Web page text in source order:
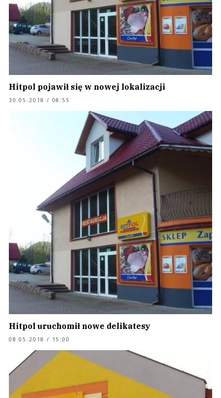
Hitpol pojawił się w nowej lokalizacji
30.05.2018 / 08:55
Hitpol uruchomił nowe delikatesy
08.05.2018 / 15:00